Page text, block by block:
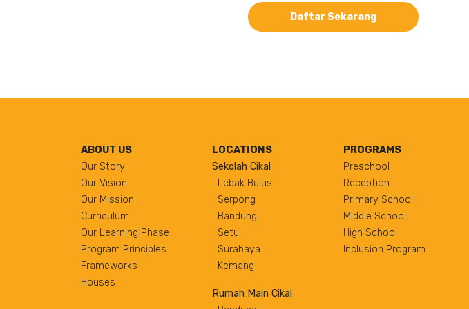
Daftar Sekarang
ABOUT US
Our Story
Our Vision
Our Mission
Curriculum
Our Learning Phase
Program Principles
Frameworks
Houses
LOCATIONS
Sekolah Cikal
Lebak Bulus
Serpong
Bandung
Setu
Surabaya
Kemang
Rumah Main Cikal
PROGRAMS
Preschool
Reception
Primary School
Middle School
High School
Inclusion Program